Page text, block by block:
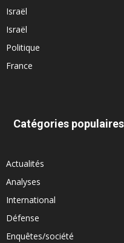
Israël
Israël
Politique
France
Catégories populaires
Actualités
Analyses
International
Défense
Enquêtes/société